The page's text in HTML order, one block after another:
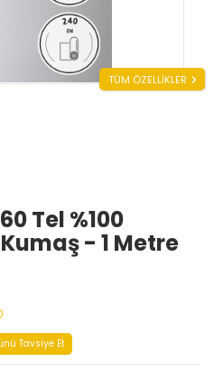
TÜM ÖZELLİKLER
Tel %100
- 1 Metre
Tavsiye Et